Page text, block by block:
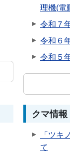
理機(電
令和７
令和６
令和５
クマ情報
「ツキ
て